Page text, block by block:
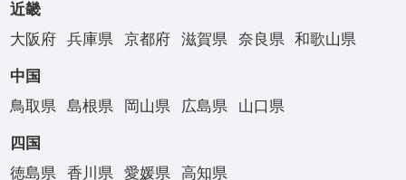
近畿
大阪府
兵庫県 京都府 滋賀県 奈良県 和歌山県
中国
鳥取県
島根県 岡山県 広島県 山口県
四国
徳島県
香川県 愛媛県 高知県